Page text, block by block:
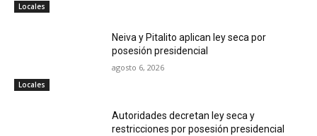
Locales
Locales
Neiva y Pitalito aplican ley seca por
posesión presidencial
agosto 6, 2026
Autoridades decretan ley seca y
restricciones por posesión presidencial